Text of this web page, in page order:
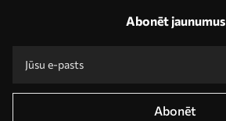
Abonēt jaunumus
Abonēt